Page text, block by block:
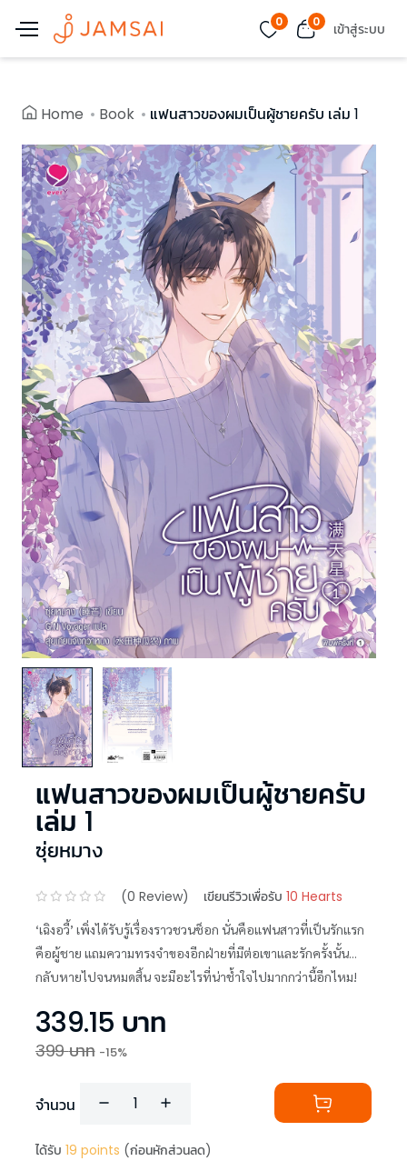
0 0 เข้าสู่ระบบ
Home Book แฟนสาวของผมเป็นผู้ชายครับ เล่ม 1
แฟนสาวของผมเป็นผู้ชายครับ
เล่ม 1
ซุ่ยหมาง
(0 Review) เขียนรีวิวเพื่อรับ 10 Hearts
‘เฉิงอวี้’ เพิ่งได้รับรู้เรื่องราวชวนช็อก นั่นคือแฟนสาวที่เป็นรักแรก
คือผู้ชาย แถมความทรงจำของอีกฝ่ายที่มีต่อเขาและรักครั้งนั้น...
กลับหายไปจนหมดสิ้น จะมีอะไรที่น่าช้ำใจไปมากกว่านี้อีกไหม!
339.15 บาท
399บาท -15%
จำนวน
ได้รับ 19 points (ก่อนหักส่วนลด)